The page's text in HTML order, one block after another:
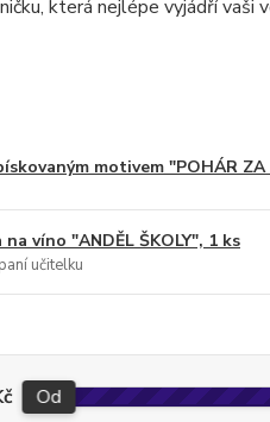
která nejlépe vyjádří vaši
motivem "POHÁR ZA
víno "ANDĚL ŠKOLY", 1 ks
učitelku
Od